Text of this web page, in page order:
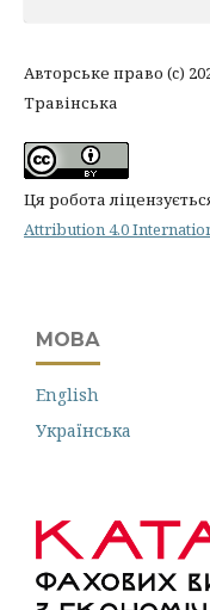
Авторське право (c)
Травінська
Ця робота
Attribution 4.0
МОВА
English
Українська